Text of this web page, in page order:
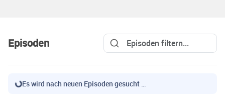
Episoden
Es wird nach neuen Episoden gesucht …